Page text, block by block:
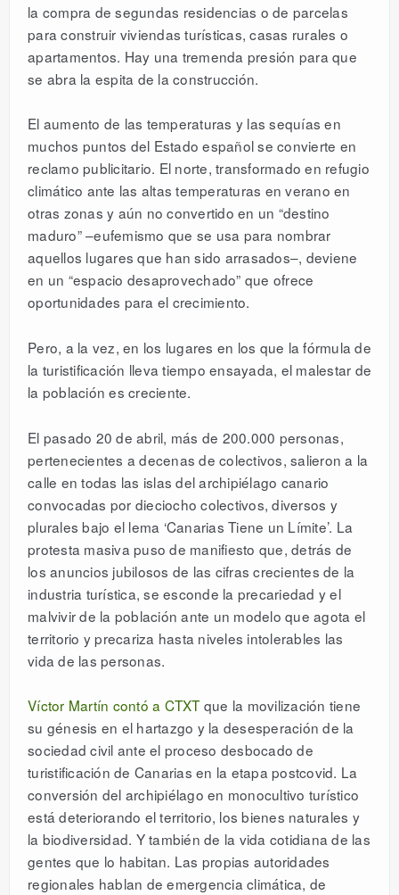
la compra de segundas residencias o de parcelas
para construir viviendas turísticas, casas rurales o
apartamentos. Hay una tremenda presión para que
se abra la espita de la construcción.
El aumento de las temperaturas y las sequías en
muchos puntos del Estado español se convierte en
reclamo publicitario. El norte, transformado en refugio
climático ante las altas temperaturas en verano en
otras zonas y aún no convertido en un “destino
maduro” –eufemismo que se usa para nombrar
aquellos lugares que han sido arrasados–, deviene
en un “espacio desaprovechado” que ofrece
oportunidades para el crecimiento.
Pero, a la vez, en los lugares en los que la fórmula de
la turistificación lleva tiempo ensayada, el malestar de
la población es creciente.
El pasado 20 de abril, más de 200.000 personas,
pertenecientes a decenas de colectivos, salieron a la
calle en todas las islas del archipiélago canario
convocadas por dieciocho colectivos, diversos y
plurales bajo el lema ‘Canarias Tiene un Límite’. La
protesta masiva puso de manifiesto que, detrás de
los anuncios jubilosos de las cifras crecientes de la
industria turística, se esconde la precariedad y el
malvivir de la población ante un modelo que agota el
territorio y precariza hasta niveles intolerables las
vida de las personas.
Víctor Martín contó a CTXTque la movilización tiene
su génesis en el hartazgo y la desesperación de la
sociedad civil ante el proceso desbocado de
turistificación de Canarias en la etapa postcovid. La
conversión del archipiélago en monocultivo turístico
está deteriorando el territorio, los bienes naturales y
la biodiversidad. Y también de la vida cotidiana de las
gentes que lo habitan. Las propias autoridades
regionales hablan de emergencia climática, de